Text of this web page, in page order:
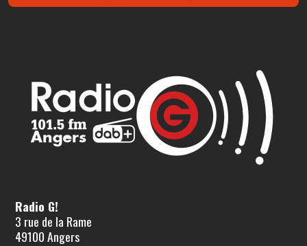
Radio G!
3 rue de la Rame
49100 Angers